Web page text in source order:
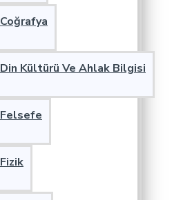
Coğrafya
Din Kültürü Ve Ahlak Bilgisi
Felsefe
Fizik